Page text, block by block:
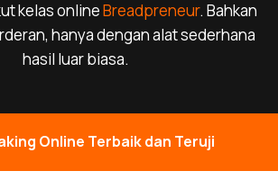
kelas onlineBreadpreneur. Bahkan
hanya dengan alat sederhana
hasil luar biasa.
Online Terbaik dan Teruji